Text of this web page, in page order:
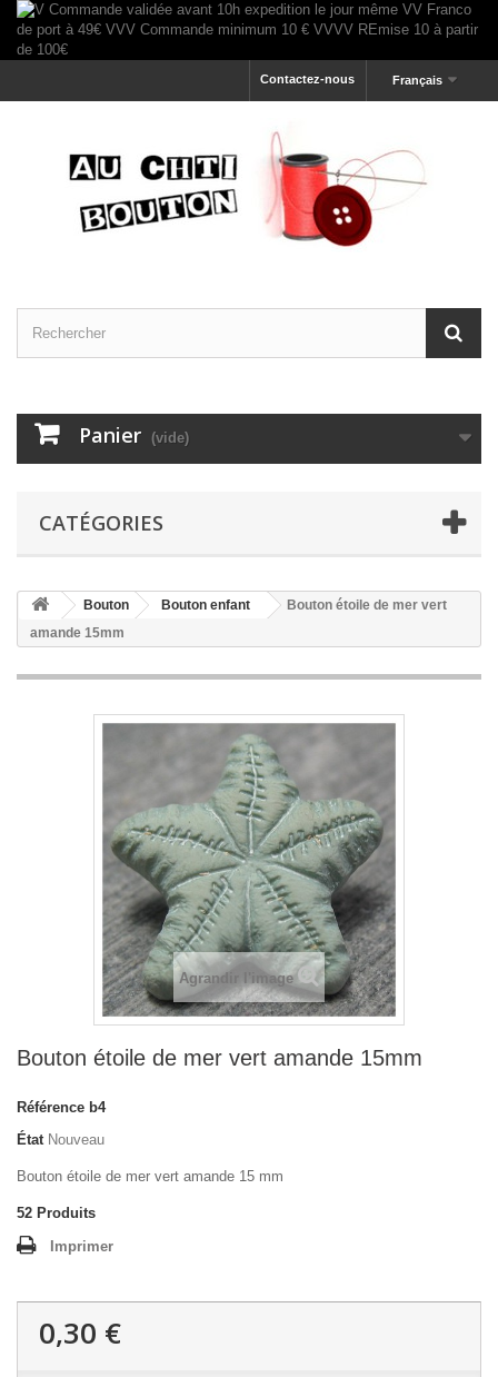
Français
Contactez-nous
Panier (vide)
CATÉGORIES
Bouton Bouton enfant
Bouton étoile de mer vert
amande 15mm
Agrandir l'image
Bouton étoile de mer vert amande 15mm
Référence b4
État Nouveau
Bouton étoile de mer vert amande 15 mm
52 Produits
Imprimer
0,30 €